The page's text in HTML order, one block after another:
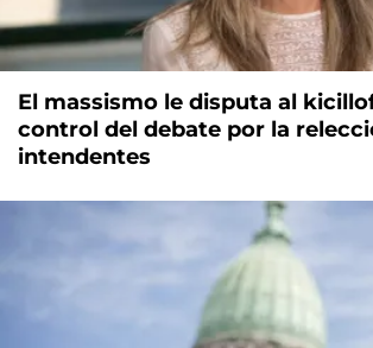
El massismo le disputa al
control del debate por la
intendentes